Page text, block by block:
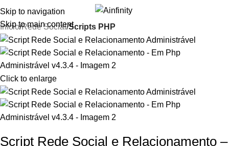
Skip to navigation
Skip to main content
Início Rede Social Scripts PHP
Click to enlarge
Script Rede Social e Relacionamento –